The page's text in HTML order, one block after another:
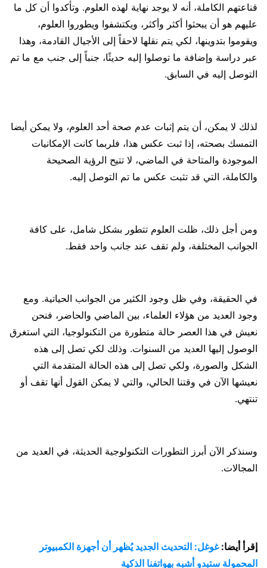
قناعتهم الكاملة، أنه لا يوجد نهاية لهذه العلوم. وتأكدوا أن كل ما
عليهم هو أن يبحثوا أكثر وأكثر، ويكتشفوا ويطوروا العلوم،
ويقوموا بتدوينها، لكي يتم نقلها لاحقاً إلى الأجيال القادمة، وهذا
عبر دراسة وإضافة ما توصلوا إليه حديثًا، جنباً إلى جنب مع ما تم
التوصل إليه في السابق.
لذلك لا يمكن، أن يتم إثبات عدم صحة أحد العلوم، ولا يمكن أيضا
التمسك بصحته، إذا ثبت عكس هذا، فلربما كانت الإمكانيات
الموجودة والمتاحة في الماضي، لا تتيح الرؤية الصحيحة
والكاملة، التي قد تثبت عكس ما تم التوصل إليه.
ومن أجل ذلك، ظلت العلوم تتطور بشكل شامل، على كافة
الجوانب المختلفة، ولم تقف عند جانب واحد فقط.
في الحقيقة، وفي ظل وجود الكثير من الجوانب الحياتية. ومع
وجود العديد من هؤلاء العلماء، بين الماضي والحاضر، فنحن
نعيش في هذا العصر حالة متطورة من التكنولوجيا، التي استغرق
الوصول إليها العديد من السنوات. وذلك لكي تصل إلى هذه
الشكل والصورة، ولكي تصل إلى هذه الحالة المتقدمة التي
نعيشها الآن في وقتنا الحالي، والتي لا يمكن القول أنها تقف أو
تنتهي.
وسنذكر الآن أبرز التطورات التكنولوجية الحديثة، في العديد من
المجالات.
إقرأ أيضا:غوغل: التحديث الجديد يُظهر أن أجهزة الكمبيوتر
المحمولة ستبدو أشبه بهواتفنا الذكية